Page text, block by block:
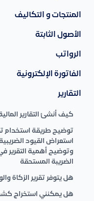
المنتجات و التكاليف
الأصول الثابتة
الرواتب
الفاتورة الإلكترونية
التقارير
كيف أنشئ التقارير
توضيح طريقة استخدام
استعراض القيود
وتوضيح أهمية التقرير
الضريبة المستحقة
هل يتوفر تقرير الزكاة
هل يمكنني استخراج